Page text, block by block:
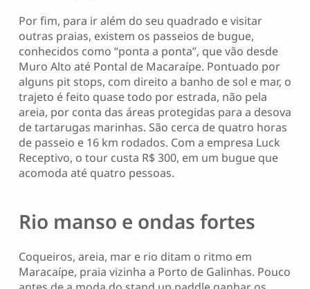
Por fim, para ir além do seu quadrado e visitar
outras praias, existem os passeios de bugue,
conhecidos como “ponta a ponta”, que vão desde
Muro Alto até Pontal de Macaraípe. Pontuado por
alguns pit stops, com direito a banho de sol e mar, o
trajeto é feito quase todo por estrada, não pela
areia, por conta das áreas protegidas para a desova
de tartarugas marinhas. São cerca de quatro horas
de passeio e 16 km rodados. Com a empresa Luck
Receptivo, o tour custa R$ 300, em um bugue que
acomoda até quatro pessoas.
Rio manso e ondas fortes
Coqueiros, areia, mar e rio ditam o ritmo em
Maracaípe, praia vizinha a Porto de Galinhas. Pouco